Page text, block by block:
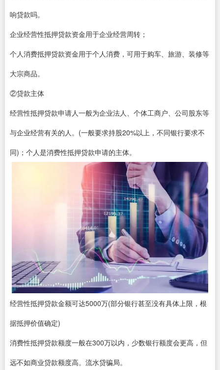
响贷款吗。
企业经营性抵押贷款资金用于企业经营周转；
个人消费抵押贷款资金用于个人消费，可用于购车、旅游、装修等
大宗商品。
②贷款主体
经营性抵押贷款申请人一般为企业法人、个体工商户、公司股东等
与企业经营有关的人。(一般要求持股20%以上，不同银行要求不
同)；个人是消费性抵押贷款申请的主体。
经营性抵押贷款金额可达5000万(部分银行甚至没有具体上限，根
据抵押价值确定)
消费性抵押贷款额度一般在300万以内，少数银行额度会更高，但
远不如商业贷款额度高。流水贷骗局。